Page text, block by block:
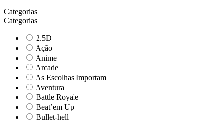
Categorias
Categorias
2.5D
Ação
Anime
Arcade
As Escolhas Importam
Aventura
Battle Royale
Beat’em Up
Bullet-hell